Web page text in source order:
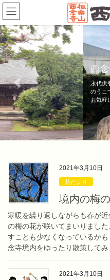
コ
ン
テ
ン
ツ
へ
ス
キ
ッ
プ
ナ
ビ
ゲ
ー
シ
ョ
ン
に
移
動
西念寺墓地を分譲して
永代供養墓 個別墓地
のうこつぼ 永代供養付墓
お気軽にご相談ください
Previous
2021年3月10日
花だより
境内の梅
寒暖を繰り返しながらも春が
の梅の花が咲いてまいりまし
すことも少なくなっているか
念寺境内をゆったり散策してみ
2021年3月10日